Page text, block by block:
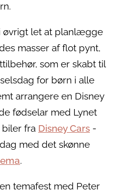
øvrigt let at planlægge
masser af flot pynt,
som er skabt til
for børn i alle
arrangere en Disney
fødselar med Lynet
fra Disney Cars -
med det skønne
.
temafest med Peter